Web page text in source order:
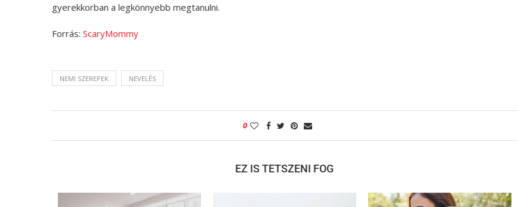
gyerekkorban a legkönnyebb megtanulni.
Forrás: ScaryMommy
NEMI SZEREPEK NEVELÉS
0
EZ IS TETSZENI FOG